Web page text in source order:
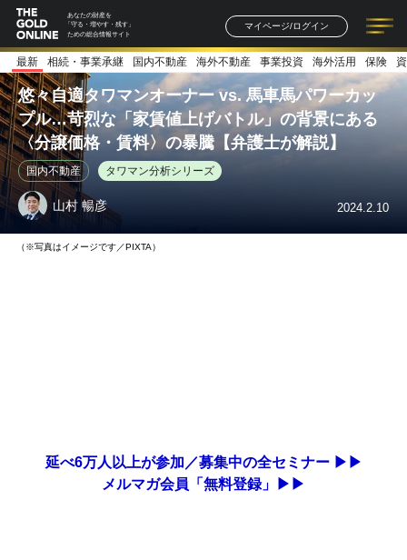
あなたの財産を
「守る・増やす・残す」
ための総合情報サイト
マイページ/ログイン
記事一覧 連載一覧
著者一覧 書籍一覧
最新 相続・事業承継 国内不動産 海外不動産 事業投資 海外活用 保険
悠々自適タワマンオーナー vs. 馬車馬パワーカッ
プル…苛烈な「家賃値上げバトル」の背景にある
〈分譲価格・賃料〉の暴騰【弁護士が解説】
国内不動産 タワマン分析シリーズ
山村 暢彦 2024.2.10
（※写真はイメージです／PIXTA）
延べ6万人以上が参加／募集中の全セミナー ▶▶
メルマガ会員「無料登録」▶▶